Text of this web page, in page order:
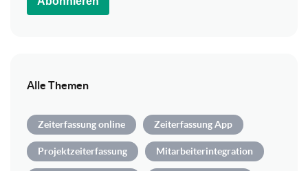
Alle Themen
Zeiterfassung online Zeiterfassung App
Projektzeiterfassung Mitarbeiterintegration